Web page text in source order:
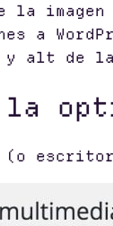
la
a
de las
(o